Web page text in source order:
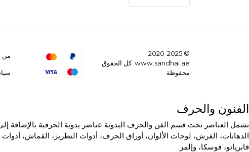
© 2020-2025
www.sandhai.ae. كل الحقوق
محفوظة.
من
الفنون والحرف
تشمل العناصر تحت قسم الفن والحرف اليدوية عناصر يدوية الحرفية بالإضافة
الدهانات، الفرش، لوحات الألوان، أوراق الحرف، أدوات التطريز، القماش،
فابريانو، فوسكا، وإلمر.